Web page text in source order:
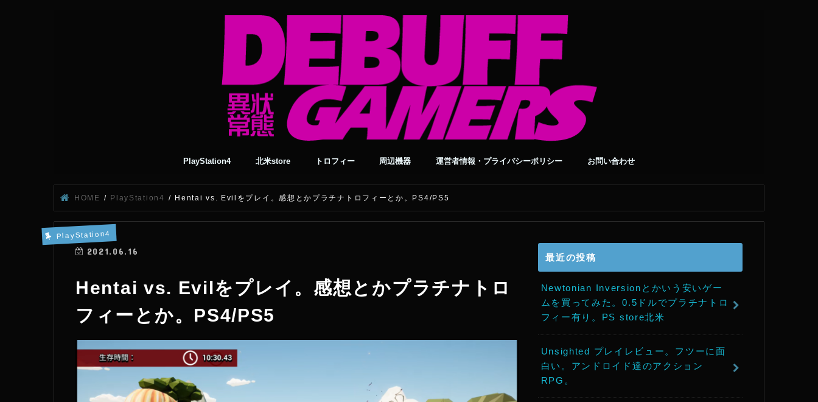
PlayStation4 北米store トロフィー 周辺機器 運営者情報・プライバシーポリシー お問い合わせ
HOME PlayStation4 Hentai vs. Evilをプレイ。感想とかプラチナトロフィーとか。PS4/PS5
PlayStation4
2021.06.16
Hentai vs. Evilをプレイ。感想とかプラチナトロ
フィーとか。PS4/PS5
最近の投稿
Newtonian Inversionとかいう安いゲー
ムを買ってみた。0.5ドルでプラチナトロ
フィー有り。PS store北米
Unsighted プレイレビュー。フツーに面
白い。アンドロイド達のアクション
RPG。